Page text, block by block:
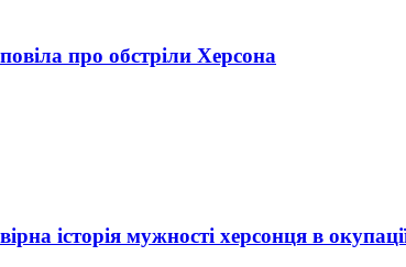
про обстріли Херсона
історія мужності херсонця в